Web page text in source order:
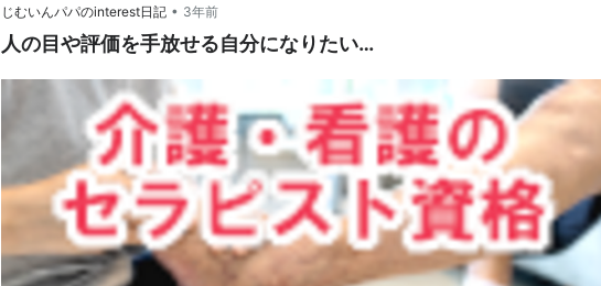
じむいんパパのinterest日記 • 3年前
人の目や評価を手放せる自分になりたい…